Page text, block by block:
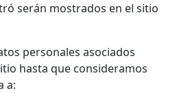
serán mostrados en el sitio
personales asociados
hasta que consideramos
a: